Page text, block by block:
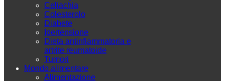
Celiachia
Colesterolo
Diabete
Ipertensione
Dieta antinfiammatoria e
artrite reumatoide
Tumori
Mondo alimentare
Alimentazione